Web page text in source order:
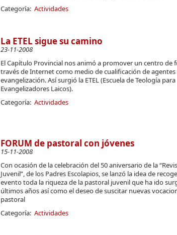
Categoría: Actividades
La ETEL sigue su camino
23-11-2008
El Capítulo Provincial nos animó a promover un centro de
través de Internet como medio de cualificación de agentes
evangelización. Así surgió la ETEL (Escuela de Teología para
Evangelizadores Laicos).
Categoría: Actividades
FORUM de pastoral con jóvenes
15-11-2008
Con ocasión de la celebración del 50 aniversario de la
Juvenil”, de los Padres Escolapios, se lanzó la idea de
evento toda la riqueza de la pastoral juvenil que ha ido
últimos años así como el deseo de suscitar nuevas
pastoral
Categoría: Actividades